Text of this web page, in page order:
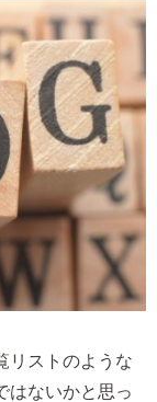
リストのような
はないかと思っ